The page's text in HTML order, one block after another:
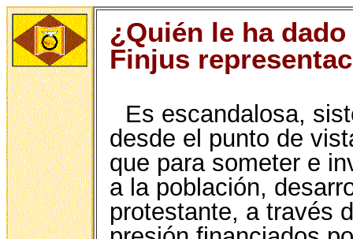
¿Quién le ha
Finjus
Es escandalosa,
desde el punto de
que para someter e
a la población,
protestante, a través